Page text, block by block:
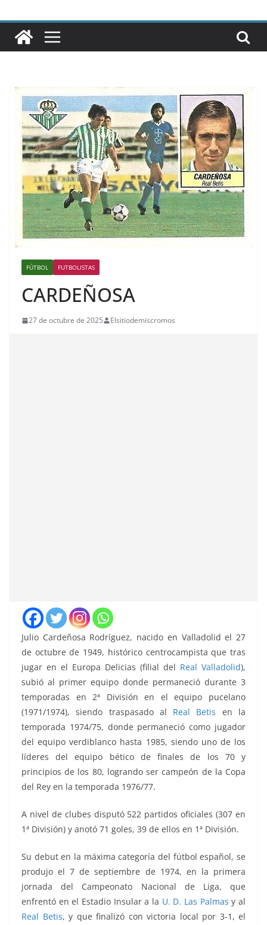
FÚTBOL FUTBOLISTAS
CARDEÑOSA
27 de octubre de 2025 Elsitiodemiscromos
Julio Cardeñosa Rodríguez, nacido en Valladolid el 27
de octubre de 1949, histórico centrocampista que tras
jugar en el Europa Delicias (filial del Real Valladolid),
subió al primer equipo donde permaneció durante 3
temporadas en 2ª División en el equipo pucelano
(1971/1974), siendo traspasado al Real Betis en la
temporada 1974/75, donde permaneció como jugador
del equipo verdiblanco hasta 1985, siendo uno de los
líderes del equipo bético de finales de los 70 y
principios de los 80, logrando ser campeón de la Copa
del Rey en la temporada 1976/77.
A nivel de clubes disputó 522 partidos oficiales (307 en
1ª División) y anotó 71 goles, 39 de ellos en 1ª División.
Su debut en la máxima categoría del fútbol español, se
produjo el 7 de septiembre de 1974, en la primera
jornada del Campeonato Nacional de Liga, que
enfrentó en el Estadio Insular a la U. D. Las Palmas y al
Real Betis, y que finalizó con victoria local por 3-1, el